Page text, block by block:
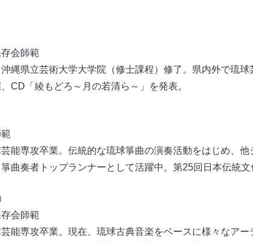
会師範
縄県立芸術大学大学院（修士課程）修了。県内外で琉
CD「綾もどろ～月の若清ら～」を発表。
能専攻卒業。伝統的な琉球箏曲の演奏活動をはじめ、
曲奏者トップランナーとして活躍中。第25回日本伝統文
会師範
能専攻卒業。現在、琉球古典音楽をベースに様々なア